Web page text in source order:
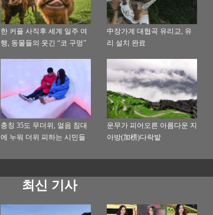
한 커플 사직후 세계 일주 여
행, 동물들의 웃긴 “코 구멍”
中장가계 대협곡 유리교, 유
리 설치 완료
충칭 35도 무더위, 얼음 침대
에 누워 더위 피하는 시민들
운무가 피어오른 아름다운 지
아방(加榜)다락밭
최신 기사